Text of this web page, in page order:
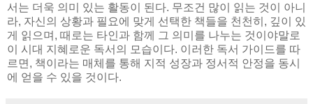
서는 더욱 의미 있는 활동이 된다. 무조건 많이 읽는 것이 아니
라, 자신의 상황과 필요에 맞게 선택한 책들을 천천히, 깊이 있
게 읽으며, 때로는 타인과 함께 그 의미를 나누는 것이야말로
이 시대 지혜로운 독서의 모습이다. 이러한 독서 가이드를 따
르면, 책이라는 매체를 통해 지적 성장과 정서적 안정을 동시
에 얻을 수 있을 것이다.